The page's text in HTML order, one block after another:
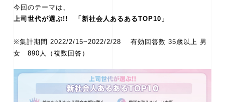
今回のテーマは、
上司世代が選ぶ!! 「新社会人あるあるTOP10」
※集計期間 2022/2/15~2022/2/28 有効回答数 35歳以上 男
女 890人（複数回答）